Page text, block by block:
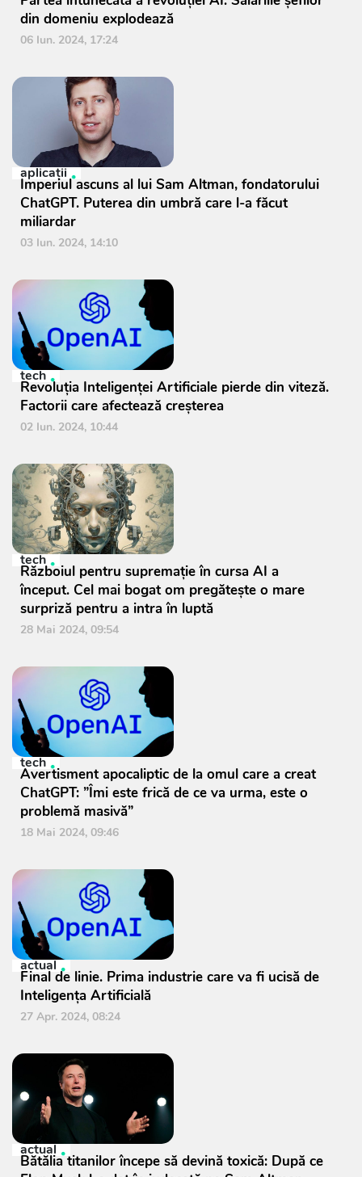
din domeniu explodează
06 Iun. 2024, 17:24
aplicații
Imperiul ascuns al lui Sam Altman, fondatorului
ChatGPT. Puterea din umbră care l-a făcut
miliardar
03 Iun. 2024, 14:10
tech
Revoluția Inteligenței Artificiale pierde din viteză.
Factorii care afectează creșterea
02 Iun. 2024, 10:44
tech
Războiul pentru supremaţie în cursa AI a
început. Cel mai bogat om pregăteşte o mare
surpriză pentru a intra în luptă
28 Mai 2024, 09:54
tech
Avertisment apocaliptic de la omul care a creat
ChatGPT: ”Îmi este frică de ce va urma, este o
problemă masivă”
18 Mai 2024, 09:46
actual
Final de linie. Prima industrie care va fi ucisă de
Inteligenţa Artificială
27 Apr. 2024, 08:24
actual
Bătălia titanilor începe să devină toxică: După ce